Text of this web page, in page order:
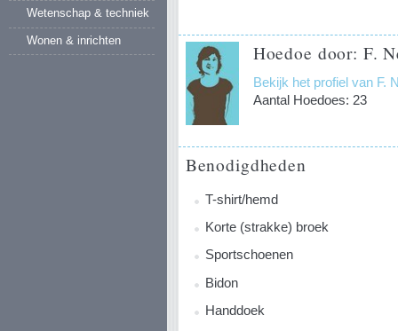
Wetenschap & techniek
Wonen & inrichten
Hoedoe door: F.
Bekijk het profiel van F.
Aantal Hoedoes: 23
Benodigdheden
T-shirt/hemd
Korte (strakke) broek
Sportschoenen
Bidon
Handdoek